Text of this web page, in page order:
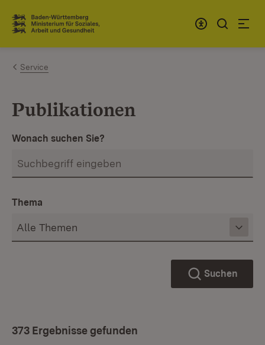
Zum Inhalt springen
Link zur Startseite
Service
Publikationen
Wonach suchen Sie?
Thema
Suchen
373 Ergebnisse gefunden